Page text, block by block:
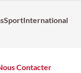
SportInternational
Contacter